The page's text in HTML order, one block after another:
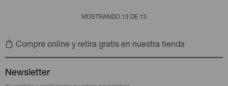
MOSTRANDO 13 DE 13
Compra online y retira gratis en nuestra tienda
Newsletter